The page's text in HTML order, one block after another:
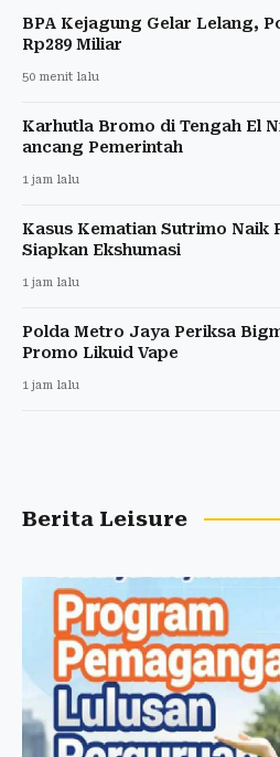
BPA Kejagung Gelar Lelang,
Rp289 Miliar
50 menit lalu
Karhutla Bromo di Tengah El
ancang Pemerintah
1 jam lalu
Kasus Kematian Sutrimo Naik
Siapkan Ekshumasi
1 jam lalu
Polda Metro Jaya Periksa
Promo Likuid Vape
1 jam lalu
Berita Leisure